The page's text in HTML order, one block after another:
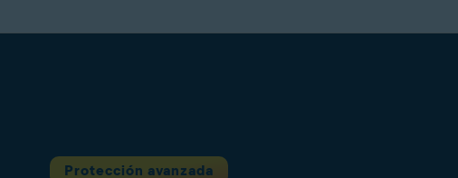
Protección avanzada